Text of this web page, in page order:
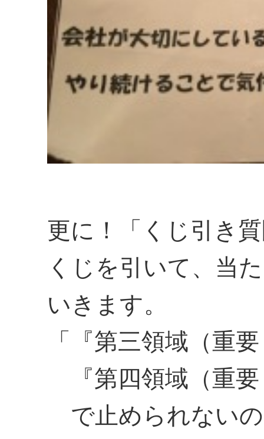
更に！「くじ引き
くじを引いて、当
いきます。
「『第三領域（重
『第四領域（重
で止められない